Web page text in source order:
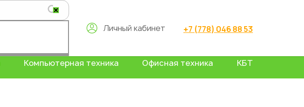
Личный кабинет +7 (778) 046 88 53
Компьютерная техника Офисная техника КБТ